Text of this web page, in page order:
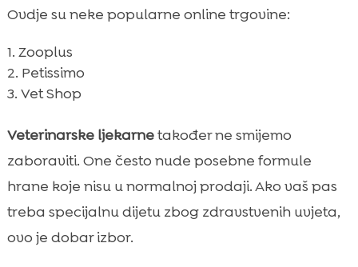
Ovdje su neke popularne online trgovine:
Zooplus
Petissimo
Vet Shop
Veterinarske ljekarnetakođer ne smijemo
zaboraviti. One često nude posebne formule
hrane koje nisu u normalnoj prodaji. Ako vaš pas
treba specijalnu dijetu zbog zdravstvenih uvjeta,
ovo je dobar izbor.